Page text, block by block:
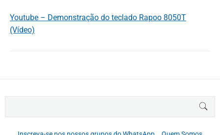
Youtube – Demonstração do teclado Rapoo 8050T
(Vídeo)